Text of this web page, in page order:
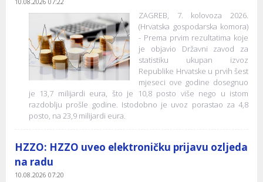
ZAGREB, 7. kolovoza 2026.
(Hrvatska gospodarska komora)
- Prema prvim rezultatima koje
je objavio Državni zavod za
statistiku ukupan izvoz
Republike Hrvatske u prvih šest
mjeseci ove godine dosegnuo
je 13,7 milijardi eura, što je 10,8 posto više nego u istom
razdoblju prošle godine. Istodobno je uvoz porastao za 4,8
posto, na 23,9 milijardi eura.
HZZO: HZZO uveo elektroničku prijavu ozljeda
na radu
10.08.2026 07:20